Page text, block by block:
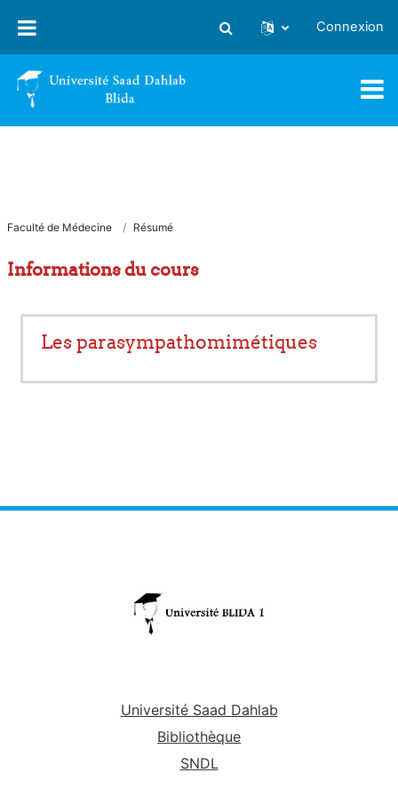
Activer/désactiver la saisie
Connexion
Faculté de Médecine Résumé
Informations du cours
Les parasympathomimétiques
Université Saad Dahlab
Bibliothèque
SNDL